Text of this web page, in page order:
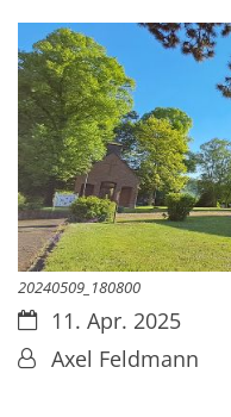
20240509_180800
Datum:11. Apr. 2025
Von:Axel Feldmann